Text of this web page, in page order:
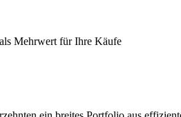
Mehrwert für Ihre Käufe